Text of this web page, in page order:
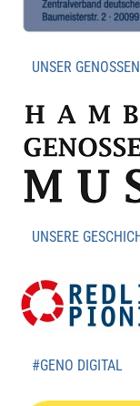
UNSER
UNSERE
#GENO DIGITAL